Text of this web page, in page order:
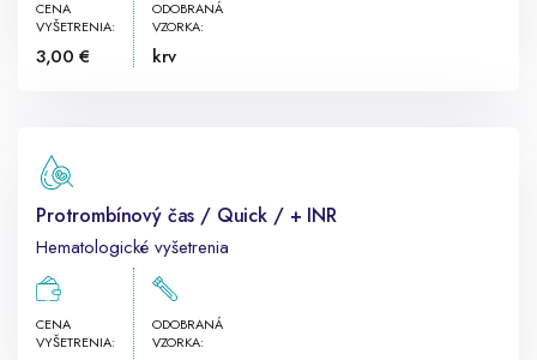
CENA
VYŠETRENIA:
3,00 €
ODOBRANÁ
VZORKA:
krv
Protrombínový čas / Quick / + INR
Hematologické vyšetrenia
CENA
VYŠETRENIA:
ODOBRANÁ
VZORKA: